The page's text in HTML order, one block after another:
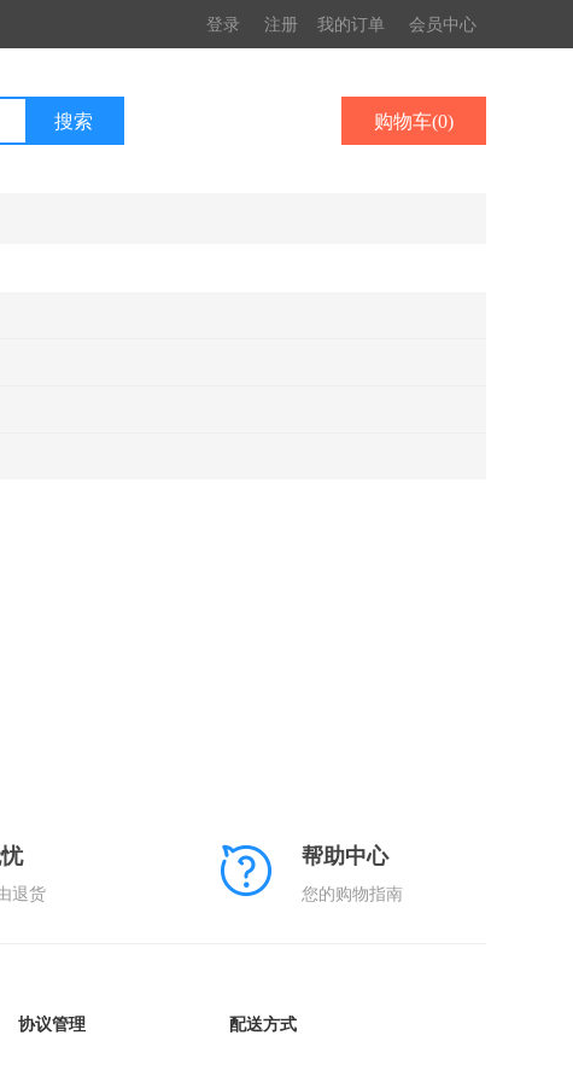
登录 注册 我的订单 会员中心
购物车(0)
退货
帮助中心
您的购物指南
协议管理 配送方式